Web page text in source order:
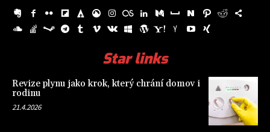
Star links
Revize plynu jako krok, který chrání domov i
rodinu
21.4.2026